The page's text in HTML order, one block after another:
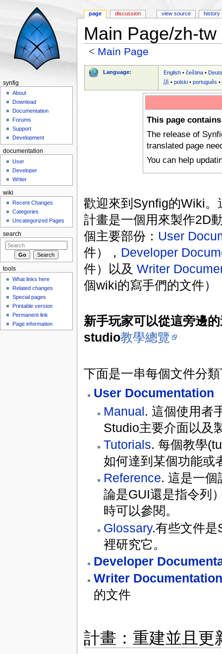
Main Page/zh-tw
< Main Page
Language: English •čeština •
語 •polski •português •
This page
The release of
translated page
You can help
歡迎來到Synfig的Wiki
計畫是一個用來製作2D
個主要部份： User
件）， Developer
件）以及 Writer
個wiki的寫手們的文件）
新手玩家可以從這旁邊
studio教學總覽
下面是一串每個文件分
User Documentation
Manual. 這個使用者
Studio主要介面以及
Tutorials. 每個教學
如何達到某個功能或
Reference. 這是一
論是GUI還是指令列
時可以參閱。
Glossary.有些文件是
裡研究它。
Developer
Writer
的文件
計畫：重建並且更
page discussion view source history
synfig
About
Download
Documentation
Forums
Support
Development
documentation
User
Developer
Writer
wiki
Recent Changes
Categories
Uncategorized Pages
search
tools
What links here
Related changes
Special pages
Printable version
Permanent link
Page information